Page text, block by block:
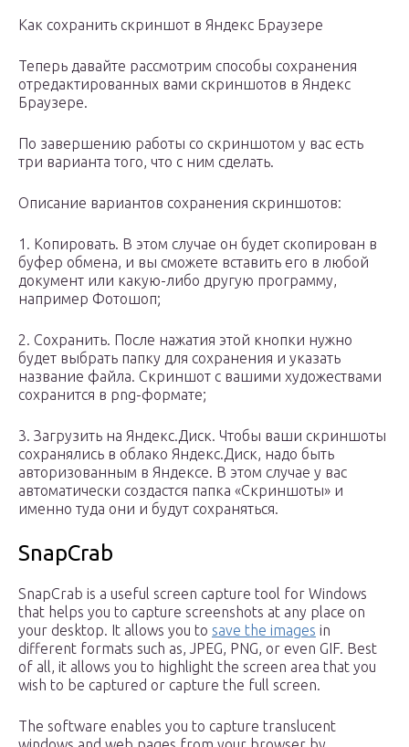
Как сохранить скриншот в Яндекс Браузере
Теперь давайте рассмотрим способы сохранения
отредактированных вами скриншотов в Яндекс
Браузере.
По завершению работы со скриншотом у вас есть
три варианта того, что с ним сделать.
Описание вариантов сохранения скриншотов:
1. Копировать. В этом случае он будет скопирован в
буфер обмена, и вы сможете вставить его в любой
документ или какую-либо другую программу,
например Фотошоп;
2. Сохранить. После нажатия этой кнопки нужно
будет выбрать папку для сохранения и указать
название файла. Скриншот с вашими художествами
сохранится в png-формате;
3. Загрузить на Яндекс.Диск. Чтобы ваши скриншоты
сохранялись в облако Яндекс.Диск, надо быть
авторизованным в Яндексе. В этом случае у вас
автоматически создастся папка «Скриншоты» и
именно туда они и будут сохраняться.
SnapCrab
SnapCrab is a useful screen capture tool for Windows
that helps you to capture screenshots at any place on
your desktop. It allows you to save the images in
different formats such as, JPEG, PNG, or even GIF. Best
of all, it allows you to highlight the screen area that you
wish to be captured or capture the full screen.
The software enables you to capture translucent